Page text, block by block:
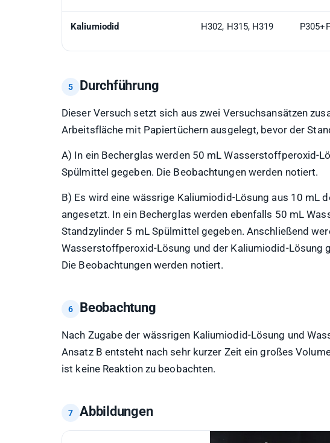
Kaliumiodid H302, H315, H319
Durchführung
Dieser Versuch setzt sich aus zwei Versuchsansätzen
Arbeitsfläche mit Papiertüchern ausgelegt, bevor der
A) In ein Becherglas werden 50 mL Wasserstoffperoxid-
Spülmittel gegeben. Die Beobachtungen werden notiert.
B) Es wird eine wässrige Kaliumiodid-Lösung aus 10 mL
angesetzt. In ein Becherglas werden ebenfalls 50 mL
Standzylinder 5 mL Spülmittel gegeben. Anschließend
Wasserstoffperoxid-Lösung und der Kaliumiodid-Lösung
Die Beobachtungen werden notiert.
Beobachtung
Nach Zugabe der wässrigen Kaliumiodid-Lösung und
Ansatz B entsteht nach sehr kurzer Zeit ein großes
ist keine Reaktion zu beobachten.
Abbildungen